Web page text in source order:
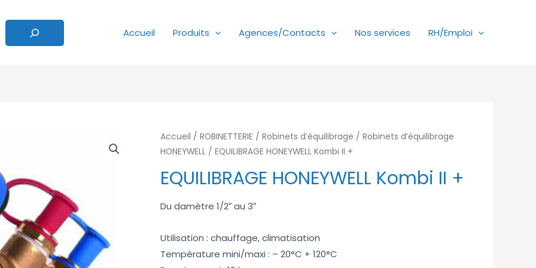
Accueil
Produits Agences/Contacts Nos services RH/Emploi
Accueil /ROBINETTERIE /Robinets d’équilibrage /Robinets d’équilibrage
HONEYWELL / EQUILIBRAGE HONEYWELL Kombi II +
EQUILIBRAGE HONEYWELL Kombi II +
Du damètre 1/2″ au 3″
Utilisation : chauffage, climatisation
Température mini/maxi : – 20°C + 120°C